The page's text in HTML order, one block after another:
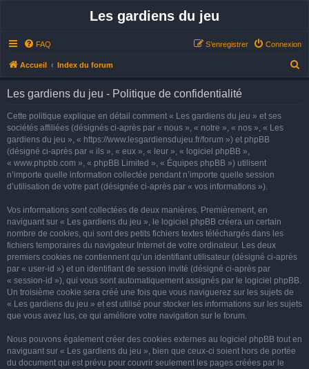
Les gardiens du jeu
FAQ Connexion
S’enregistrer
Accueil Index du forum
Les gardiens du jeu - Politique de confidentialité
Cette politique explique en détail comment « Les gardiens du jeu » et ses
sociétés affiliées (désignés ci-après par « nous », « notre », « nos », « Les
gardiens du jeu », « https://www.lesgardiensdujeu.fr/forum ») et phpBB
(désigné ci-après par « ils », « eux », « leur », « logiciel phpBB »,
« www.phpbb.com », « phpBB Limited », « Équipes phpBB ») utilisent
n’importe quelle information collectée pendant n’importe quelle session
d’utilisation de votre part (désignée ci-après par « vos informations »).
Vos informations sont collectées de deux manières. Premièrement, en
naviguant sur « Les gardiens du jeu », le logiciel phpBB créera un certain
nombre de cookies, qui sont des petits fichiers textes téléchargés dans les
fichiers temporaires du navigateur Internet de votre ordinateur. Les deux
premiers cookies ne contiennent qu’un identifiant utilisateur (désigné ci-après
par « user-id ») et un identifiant de session invité (désigné ci-après par
« session-id »), qui vous sont automatiquement assignés par le logiciel phpBB.
Un troisième cookie sera créé une fois que vous naviguerez sur les sujets de
« Les gardiens du jeu » et est utilisé pour stocker les informations sur les sujets
que vous avez lus, ce qui améliore votre navigation sur le forum.
Nous pouvons également créer des cookies externes au logiciel phpBB tout en
naviguant sur « Les gardiens du jeu », bien que ceux-ci soient hors de portée
du document qui est prévu pour couvrir seulement les pages créées par le